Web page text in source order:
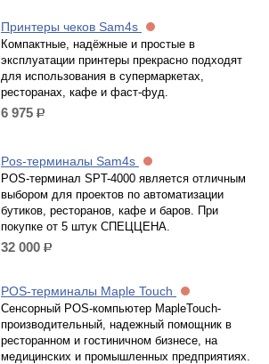
Принтеры чеков Sam4s
Компактные, надёжные и простые в
эксплуатации принтеры прекрасно подходят
для использования в супермаркетах,
ресторанах, кафе и фаст-фуд.
6 975 р.
Pos-терминалы Sam4s
POS-терминал SPT-4000 является отличным
выбором для проектов по автоматизации
бутиков, ресторанов, кафе и баров. При
покупке от 5 штук СПЕЦЦЕНА.
32 000 р.
POS-терминалы Maple Touch
Сенсорный POS-компьютер MapleTouch-
производительный, надежный помощник в
ресторанном и гостиничном бизнесе, на
медицинских и промышленных предприятиях.